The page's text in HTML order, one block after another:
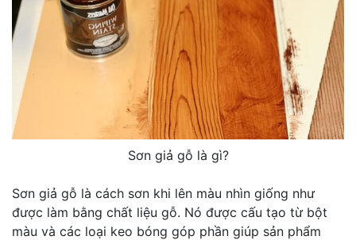
Sơn giả gỗ là gì?
Sơn giả gỗ là cách sơn khi lên màu nhìn giống như
được làm bằng chất liệu gỗ. Nó được cấu tạo từ bột
màu và các loại keo bóng góp phần giúp sản phẩm